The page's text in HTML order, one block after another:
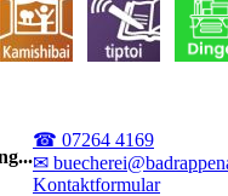
☎ 07264 4169
✉
Kontaktformular